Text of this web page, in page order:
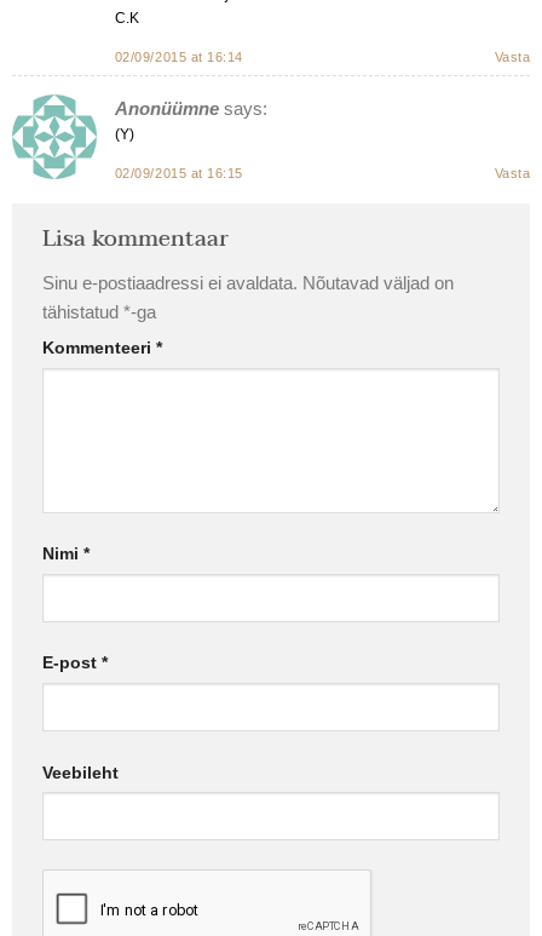
C.K
02/09/2015 at 16:14 Vasta
Anonüümne says:
(Y)
02/09/2015 at 16:15 Vasta
Lisa kommentaar
Sinu e-postiaadressi ei avaldata. Nõutavad väljad on
tähistatud *-ga
Kommenteeri *
Nimi *
E-post *
Veebileht